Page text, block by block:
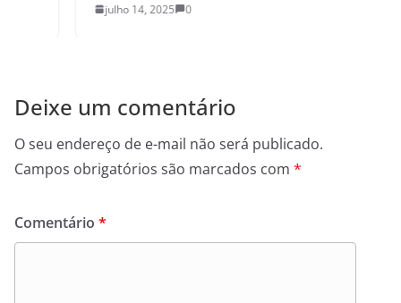
julho 14, 2025 0
Deixe um comentário
O seu endereço de e-mail não será publicado.
Campos obrigatórios são marcados com *
Comentário *